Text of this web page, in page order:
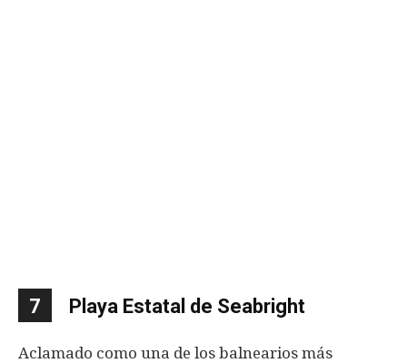
7 Playa Estatal de Seabright
Aclamado como una de los balnearios más